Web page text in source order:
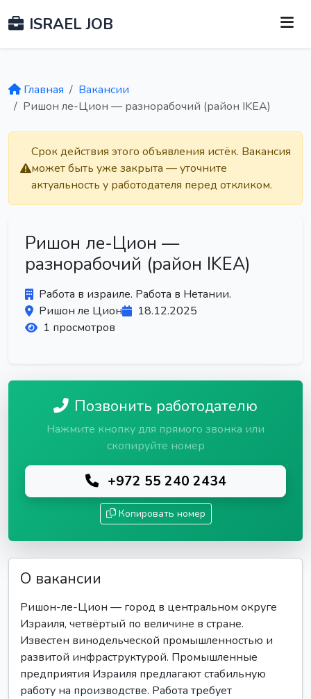
ISRAEL JOB
Главная
Вакансии
Ришон ле-Цион — разнорабочий (район IKEA)
Срок действия этого объявления истёк. Вакансия
может быть уже закрыта — уточните
актуальность у работодателя перед откликом.
Ришон ле-Цион —
разнорабочий (район IKEA)
Работа в израиле. Работа в Нетании.
Ришон ле Цион
18.12.2025
1 просмотров
Позвонить работодателю
Нажмите кнопку для прямого звонка или
скопируйте номер
+972 55 240 2434
Копировать номер
О вакансии
Ришон-ле-Цион — город в центральном округе
Израиля, четвёртый по величине в стране.
Известен винодельческой промышленностью и
развитой инфраструктурой. Промышленные
предприятия Израиля предлагают стабильную
работу на производстве. Работа требует